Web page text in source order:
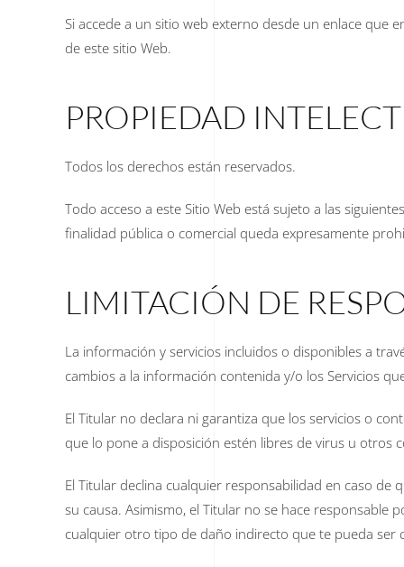
Si accede a un sitio web externo desde un enlace que
de este sitio Web.
PROPIEDAD
Todos los derechos están reservados.
Todo acceso a este Sitio Web está sujeto a las
finalidad pública o comercial queda expresamente
LIMITACIÓN DE
La información y servicios incluidos o disponibles a
cambios a la información contenida y/o los Servicios
El Titular no declara ni garantiza que los servicios o
que lo pone a disposición estén libres de virus u otros
El Titular declina cualquier responsabilidad en caso
su causa. Asimismo, el Titular no se hace responsable
cualquier otro tipo de daño indirecto que te pueda ser